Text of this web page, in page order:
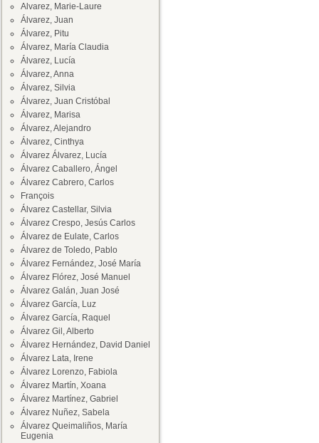
Alvarez, Marie-Laure
Álvarez, Juan
Álvarez, Pitu
Álvarez, María Claudia
Álvarez, Lucía
Álvarez, Anna
Álvarez, Silvia
Álvarez, Juan Cristóbal
Álvarez, Marisa
Álvarez, Alejandro
Álvarez, Cinthya
Álvarez Álvarez, Lucía
Álvarez Caballero, Ángel
Álvarez Cabrero, Carlos
François
Álvarez Castellar, Silvia
Álvarez Crespo, Jesús Carlos
Álvarez de Eulate, Carlos
Álvarez de Toledo, Pablo
Álvarez Fernández, José María
Álvarez Flórez, José Manuel
Álvarez Galán, Juan José
Álvarez García, Luz
Álvarez García, Raquel
Álvarez Gil, Alberto
Álvarez Hernández, David Daniel
Álvarez Lata, Irene
Álvarez Lorenzo, Fabiola
Álvarez Martín, Xoana
Álvarez Martínez, Gabriel
Álvarez Nuñez, Sabela
Álvarez Queimaliños, María
Eugenia